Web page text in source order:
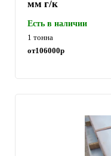
мм г/к
Есть в наличии
1 тонна
от106000р